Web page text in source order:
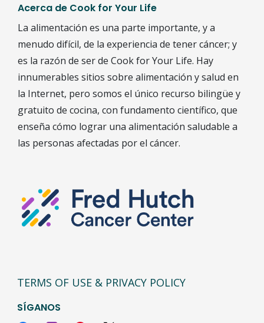
Acerca de Cook for Your Life
La alimentación es una parte importante, y a
menudo difícil, de la experiencia de tener cáncer; y
es la razón de ser de Cook for Your Life. Hay
innumerables sitios sobre alimentación y salud en
la Internet, pero somos el único recurso bilingüe y
gratuito de cocina, con fundamento científico, que
enseña cómo lograr una alimentación saludable a
las personas afectadas por el cáncer.
TERMS OF USE & PRIVACY POLICY
SÍGANOS